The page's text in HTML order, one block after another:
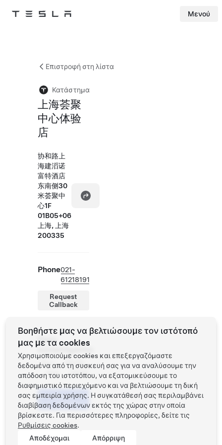
Tesla Μενού
Επιστροφή στη λίστα
Κατάστημα
上海荟聚
中心体验
店
协和路上
海建滔诺
富特酒店
东南侧30
米荟聚中
心1F
01B05+06
上海, 上海
200335
Phone021-
61218191
Request
Callback
Ώρες
καταστήματος
Δευ -
Κυρ
09:00 -
22:00
Προγραμματίστε
ένα Test Drive
Βοηθήστε μας να βελτιώσουμε τον ιστότοπό
μας με τα cookies
Χρησιμοποιούμε cookies και επεξεργαζόμαστε
δεδομένα από τη συσκευή σας για να αναλύσουμε την
απόδοση του ιστοτόπου, να εξατομικεύσουμε το
διαφημιστικό περιεχόμενο και να βελτιώσουμε τη δική
σας εμπειρία χρήσης. Η συγκατάθεσή σας περιλαμβάνει
διαβίβαση δεδομένων εκτός της χώρας στην οποία
βρίσκεστε. Για περισσότερες πληροφορίες, δείτε τις
Ρυθμίσεις cookies.
Αποδέχομαι
Απόρριψη